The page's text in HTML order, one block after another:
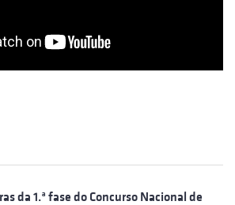
da 1.ª fase do Concurso Nacional de